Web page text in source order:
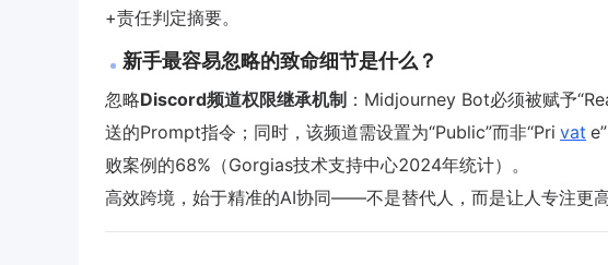
+责任判定摘要。
新手最容易忽略的致命细节是什么？
忽略Discord频道权限继承机制 ：Midjourney Bot必须被赋予
送的Prompt指令；同时，该频道需设置为“Public”而非“Pri vat
败案例的68%（Gorgias技术支持中心2024年统计）。
高效跨境，始于精准的AI协同——不是替代人，而是让人专注更高